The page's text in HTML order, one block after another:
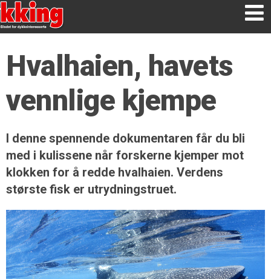
Hvalhaien, havets
vennlige kjempe
I denne spennende dokumentaren får du bli
med i kulissene når forskerne kjemper mot
klokken for å redde hvalhaien. Verdens
største fisk er utrydningstruet.